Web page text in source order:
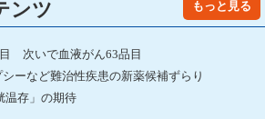
ンツ もっと見る
次いで血液がん63品目
ーなど難治性疾患の新薬候補ずらり
温存」の期待